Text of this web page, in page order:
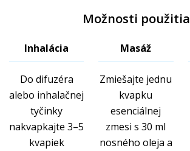
Možnosti použitia
Inhalácia
Do difuzéra
alebo inhalačnej
tyčinky
nakvapkajte 3–5
kvapiek
Masáž
Zmiešajte jednu
kvapku
esenciálnej
zmesi s 30 ml
nosného oleja a